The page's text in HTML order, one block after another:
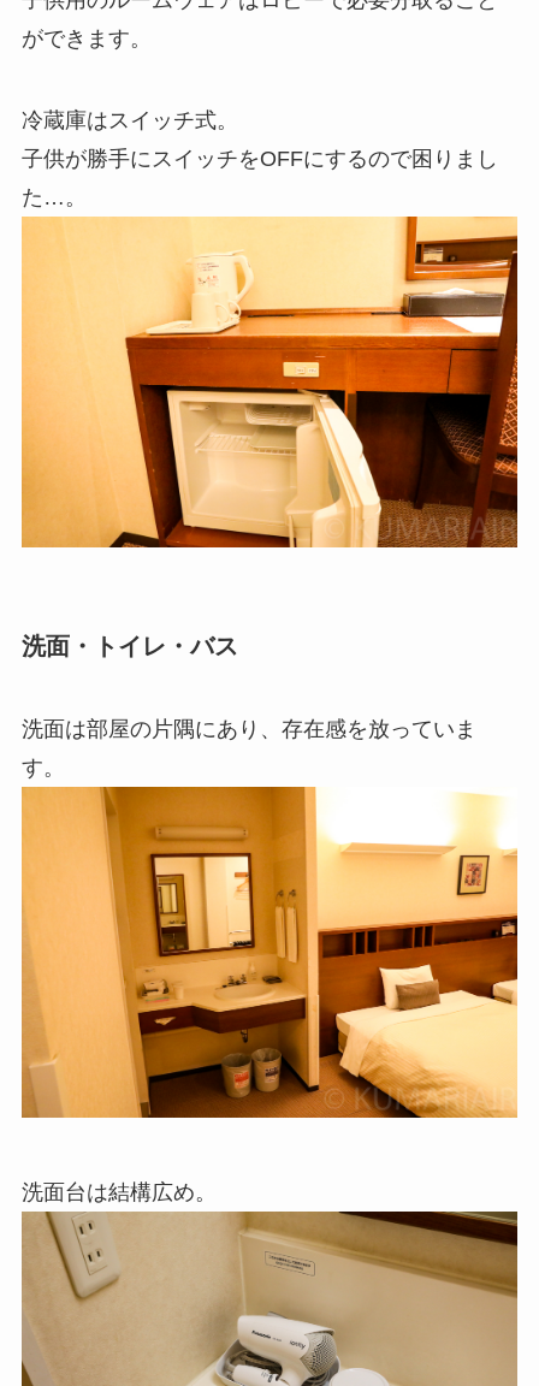
ができます。
冷蔵庫はスイッチ式。
子供が勝手にスイッチをOFFにするので困りまし
た…。
洗面・トイレ・バス
洗面は部屋の片隅にあり、存在感を放っていま
す。
洗面台は結構広め。